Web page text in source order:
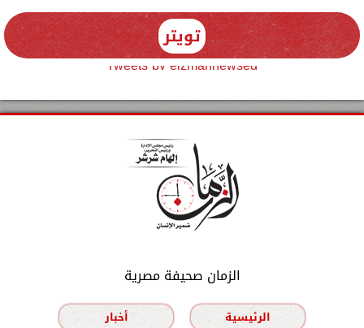
تويتر
Tweets by elzmannewseg
الزمان صحيفة مصرية
الرئيسية
أخبار